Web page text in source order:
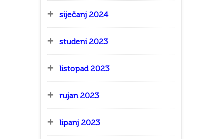
siječanj 2024
studeni 2023
listopad 2023
rujan 2023
lipanj 2023